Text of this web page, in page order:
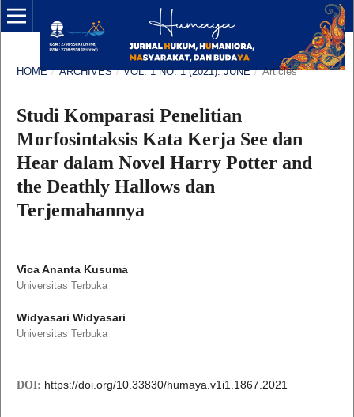
HOME / ARCHIVES / VOL. 1 NO. 1 (2021): JUNE / Articles
Studi Komparasi Penelitian
Morfosintaksis Kata Kerja See dan
Hear dalam Novel Harry Potter and
the Deathly Hallows dan
Terjemahannya
Vica Ananta Kusuma
Universitas Terbuka
Widyasari Widyasari
Universitas Terbuka
DOI: https://doi.org/10.33830/humaya.v1i1.1867.2021